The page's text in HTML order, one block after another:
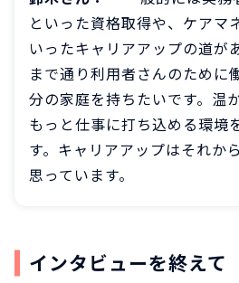
といった資格取得や、ケアマ
いったキャリアアップの道が
まで通り利用者さんのために
分の家庭を持ちたいです。温
もっと仕事に打ち込める環境
す。キャリアアップはそれか
思っています。
インタビューを終えて